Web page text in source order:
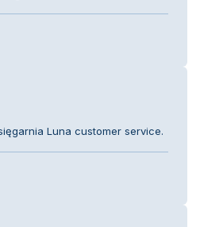
Luna customer service.